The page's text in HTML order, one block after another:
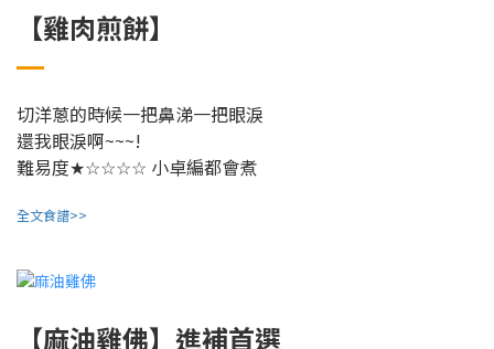
【雞肉煎餅】
切洋蔥的時候一把鼻涕一把眼淚
還我眼淚啊~~~!
難易度★☆☆☆☆ 小卓編都會煮
全文食譜>>
【麻油雞佛】進補首選